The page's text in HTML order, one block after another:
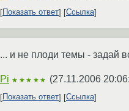
Показать ответ Ссылка
... и не плоди темы - задай
Pi ★★★★★ (27.11.2006
Показать ответ Ссылка